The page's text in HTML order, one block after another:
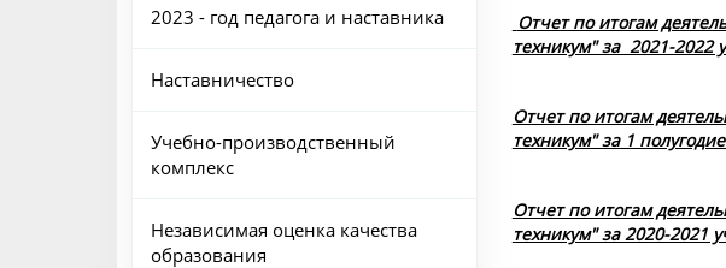
Отчет по итогам
техникум" за 2021-2022
Отчет по итогам
техникум" за 1
Отчет по итогам
техникум" за 2020-2021
2023 - год педагога и наставника
Наставничество
Учебно-производственный
комплекс
Независимая оценка качества
образования